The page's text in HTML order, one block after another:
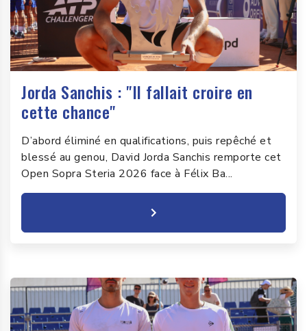
Jorda Sanchis : "Il fallait croire en
cette chance"
D’abord éliminé en qualifications, puis repêché et
blessé au genou, David Jorda Sanchis remporte cet
Open Sopra Steria 2026 face à Félix Ba...